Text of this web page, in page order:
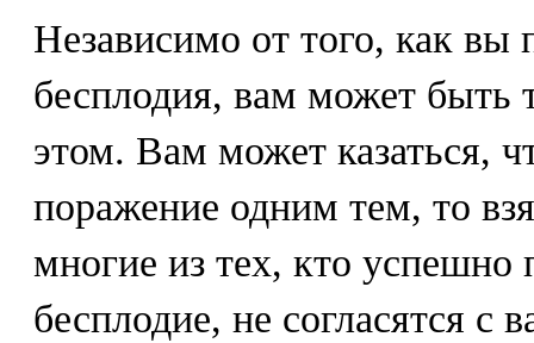
Независимо от того, как
бесплодия, вам может быть
этом. Вам может казаться,
поражение одним тем, то
многие из тех, кто успешно
бесплодие, не согласятся с